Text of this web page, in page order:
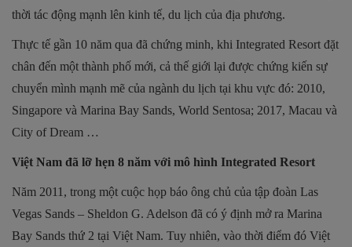
thời tác động mạnh lên kinh tế, du lịch của địa phương.
Thực tế gần 10 năm qua đã chứng minh, khi Integrated Resort đặt
chân đến một thành phố mới, cả thế giới lại được chứng kiến sự
chuyển mình mạnh mẽ của ngành du lịch tại khu vực đó: 2010,
Singapore và Marina Bay Sands, World Sentosa; 2017, Macau và
City of Dream …
Việt Nam đã lỡ hẹn 8 năm với mô hình Integrated Resort
Năm 2011, trong một cuộc họp báo ông chủ của tập đoàn Las
Vegas Sands – Sheldon G. Adelson đã có ý định mở ra Marina
Bay Sands thứ 2 tại Việt Nam. Tuy nhiên, vào thời điểm đó Việt